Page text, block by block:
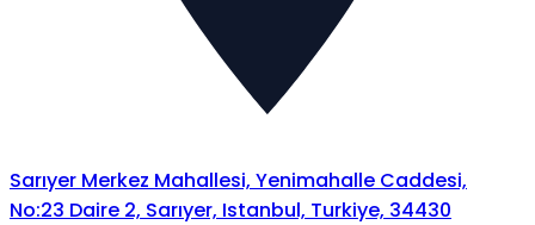
Sarıyer Merkez Mahallesi, Yenimahalle Caddesi,
No:23 Daire 2, Sarıyer, Istanbul, Turkiye, 34430